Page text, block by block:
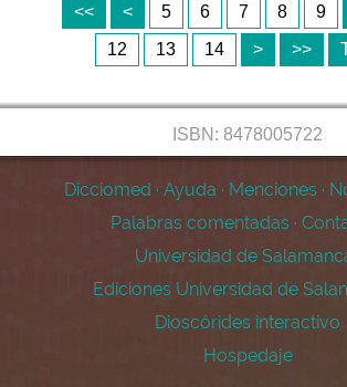
<<
< 5 6 7 8 9
12
13 14 > >>
ISBN: 8478005722
Dicciomed · Ayuda · Menciones ·
Palabras comentadas ·
Universidad de
Ediciones Universidad de
Dioscórides interactivo
Hospedaje